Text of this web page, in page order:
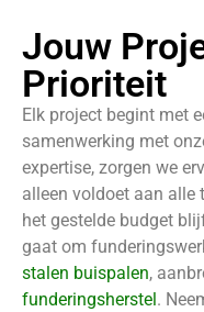
Jouw
Prioriteit
Elk project begint met
samenwerking met
expertise, zorgen we
alleen voldoet aan alle
het gestelde budget
gaat om
stalen buispalen,
funderingsherstel .